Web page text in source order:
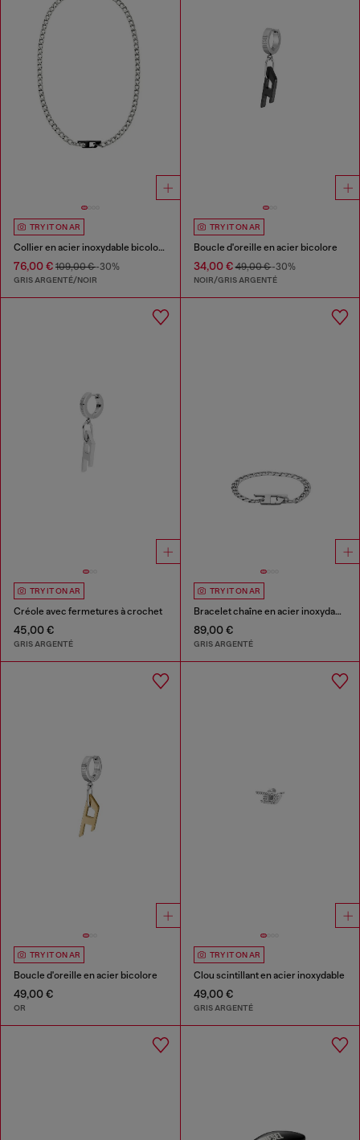
TRY IT ON AR
Collier en acier inoxydable bicolore
76,00 € 109,00 €-30%
GRIS ARGENTÉ/NOIR
TRY IT ON AR
Boucle d'oreille en acier bicolore
34,00 €49,00 €-30%
NOIR/GRIS ARGENTÉ
TRY IT ON AR
Créole avec fermetures à crochet
45,00 €
GRIS ARGENTÉ
TRY IT ON AR
Bracelet chaîne en acier inoxydable
89,00 €
GRIS ARGENTÉ
TRY IT ON AR
Boucle d'oreille en acier bicolore
49,00 €
OR
TRY IT ON AR
Clou scintillant en acier inoxydable
49,00 €
GRIS ARGENTÉ